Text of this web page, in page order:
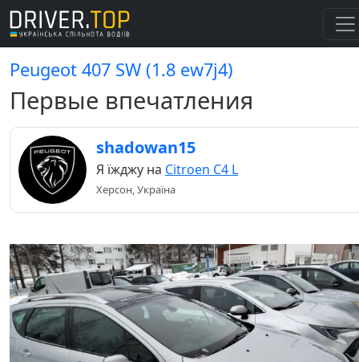
Peugeot 407 SW (1.8 ew7j4)
Первые впечатления
shadowan15
Я їжджу на Citroen C4 L
Херсон, Україна